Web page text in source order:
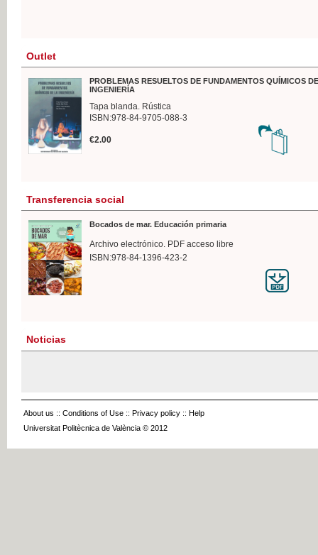
Outlet
PROBLEMAS RESUELTOS DE FUNDAMENTOS QUÍMICOS
INGENIERÍA
Tapa blanda. Rústica
ISBN:978-84-9705-088-3
€2.00
Transferencia social
Bocados de mar. Educación primaria
Archivo electrónico. PDF acceso libre
ISBN:978-84-1396-423-2
Noticias
About us :: Conditions of Use :: Privacy policy :: Help
Universitat Politècnica de València © 2012